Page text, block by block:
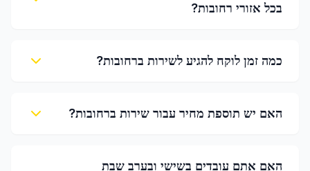
בכל אזורי רחובות?
כמה זמן לוקח להגיע לשירות ברחובות?
האם יש תוספת מחיר עבור שירות ברחובות?
האם אתם עובדים בשישי ובערב שבת